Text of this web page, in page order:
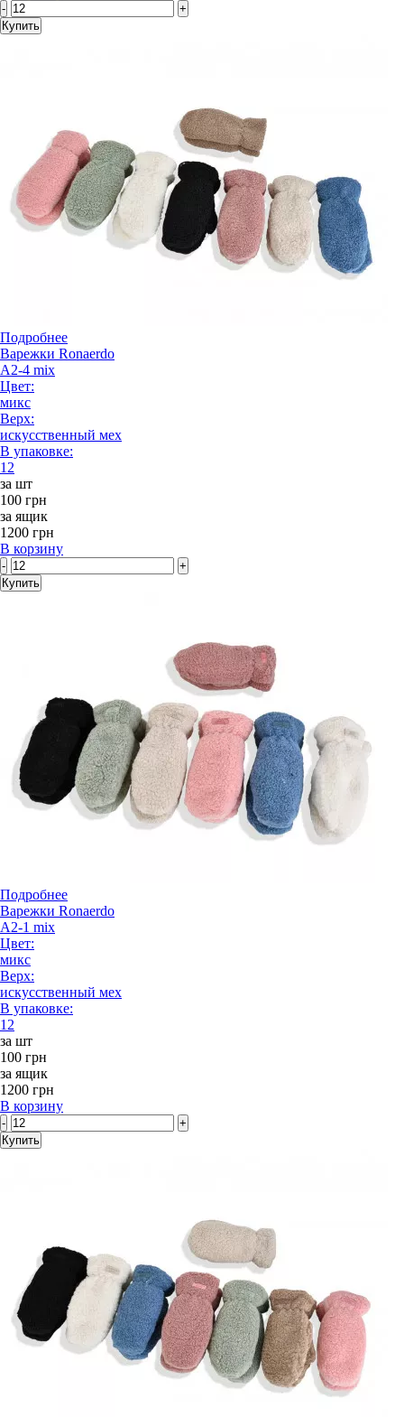
-
+
Купить
Подробнее
Варежки Ronaerdo
A2-4 mix
Цвет:
микс
Верх:
искусственный мех
В упаковке:
12
за шт
100 грн
за ящик
1200 грн
В корзину
-
+
Купить
Подробнее
Варежки Ronaerdo
A2-1 mix
Цвет:
микс
Верх:
искусственный мех
В упаковке:
12
за шт
100 грн
за ящик
1200 грн
В корзину
-
+
Купить